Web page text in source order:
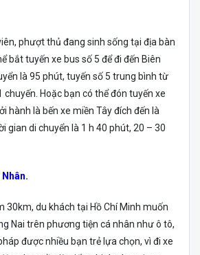
phượt thủ đang sinh sống tại địa bàn
bắt tuyến xe bus số 5 để đi đến Biên
là 95 phút, tuyến số 5 trung bình từ
chuyến. Hoặc bạn có thể đón tuyến xe
hành là bến xe miền Tây đích đến là
gian di chuyển là 1 h 40 phút, 20 – 30
30km, du khách tại Hồ Chí Minh muốn
Nai trên phương tiện cá nhân như ô tô,
được nhiều bạn trẻ lựa chọn, vì đi xe